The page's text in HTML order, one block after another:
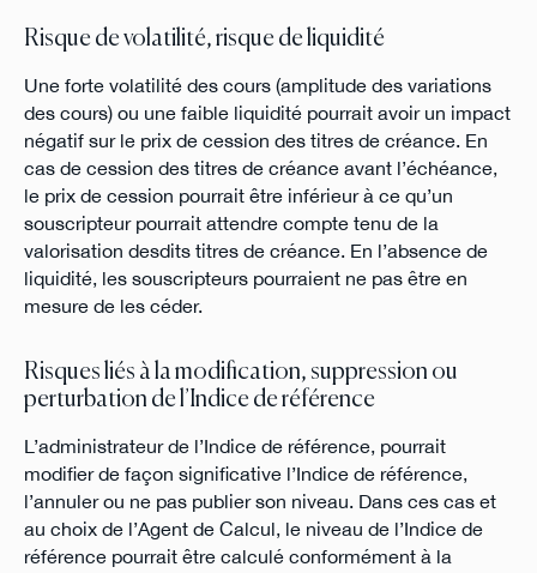
Risque de volatilité, risque de liquidité
Une forte volatilité des cours (amplitude des variations
des cours) ou une faible liquidité pourrait avoir un impact
négatif sur le prix de cession des titres de créance. En
cas de cession des titres de créance avant l’échéance,
le prix de cession pourrait être inférieur à ce qu’un
souscripteur pourrait attendre compte tenu de la
valorisation desdits titres de créance. En l’absence de
liquidité, les souscripteurs pourraient ne pas être en
mesure de les céder.
Risques liés à la modification, suppression ou
perturbation de l’Indice de référence
L’administrateur de l’Indice de référence, pourrait
modifier de façon significative l’Indice de référence,
l’annuler ou ne pas publier son niveau. Dans ces cas et
au choix de l’Agent de Calcul, le niveau de l’Indice de
référence pourrait être calculé conformément à la